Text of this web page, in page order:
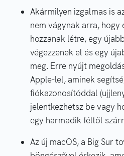
Akármilyen izgalmas is
nem vágynak arra, hogy
hozzanak létre, egy
végezzenek el és egy
meg. Erre nyújt
Apple-lel, aminek
fiókazonosítóddal
jelentkezhetsz be vagy
egy harmadik féltől
Az új macOS, a Big Sur